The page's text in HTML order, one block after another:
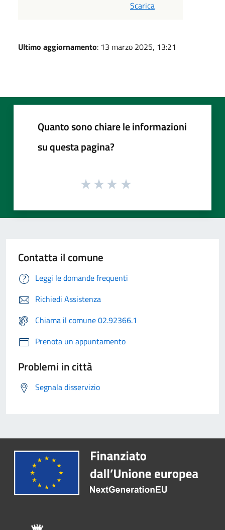
Scarica
Ultimo aggiornamento: 13 marzo 2025, 13:21
Quanto sono chiare le informazioni
su questa pagina?
Contatta il comune
Leggi le domande frequenti
Richiedi Assistenza
Chiama il comune 02.92366.1
Prenota un appuntamento
Problemi in città
Segnala disservizio